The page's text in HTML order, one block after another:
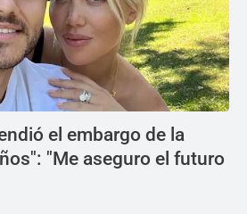
el embargo de la
"Me aseguro el futuro